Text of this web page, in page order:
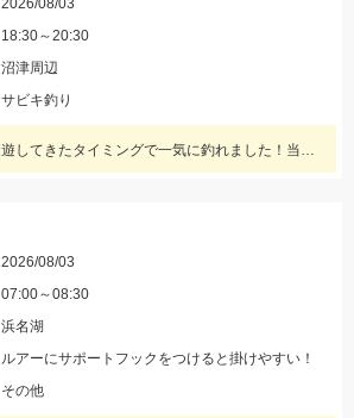
2026/08/03
18:30～20:30
沼津周辺
サビキ釣り
アジの群れが回遊してきたタイミングで一気に釣れました！当日は、のべ竿と豆アジマッチ・スピード餌つけ器仕掛・生アミエビなどを使用しました。
2026/08/03
07:00～08:30
浜名湖
ルアーにサポートフックをつけると掛けやすい！
その他